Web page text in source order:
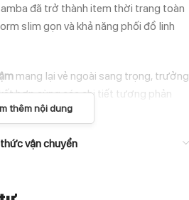
đã trở thành item thời trang toàn
slim gọn và khả năng phối đồ linh
mang lại vẻ ngoài sang trọng, trưởng
hợp cùng các chi tiết tương phản
nhưng vẫn giữ nét tinh tế.
thêm nội dung
vận chuyển